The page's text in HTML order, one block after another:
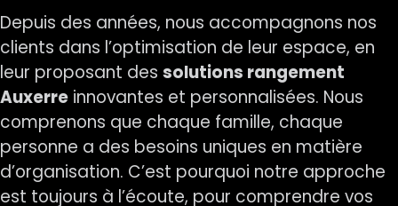
Depuis des années, nous accompagnons nos
clients dans l’optimisation de leur espace, en
leur proposant des solutions rangement
Auxerre innovantes et personnalisées. Nous
comprenons que chaque famille, chaque
personne a des besoins uniques en matière
d’organisation. C’est pourquoi notre approche
est toujours à l’écoute, pour comprendre vos